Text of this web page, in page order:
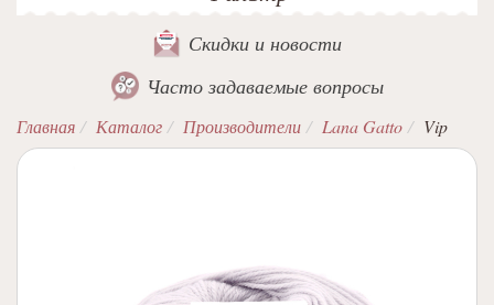
Скидки и новости
Часто задаваемые вопросы
Главная Каталог Производители Lana Gatto Vip